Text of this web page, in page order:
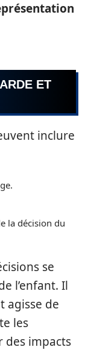
ET
inclure
la décision du
se
l’enfant. Il
agisse de
les
des impacts